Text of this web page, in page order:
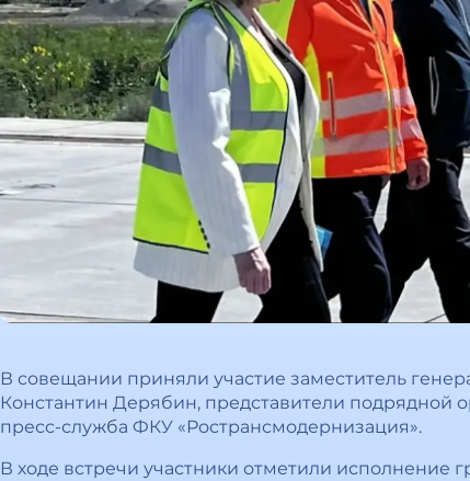
В совещании приняли участие заместитель
Константин Дерябин, представители подрядной
пресс-служба ФКУ «Ространсмодернизация».
В ходе встречи участники отметили исполнение